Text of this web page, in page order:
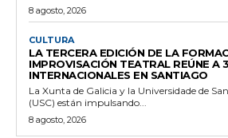
8 agosto, 2026
CULTURA
LA TERCERA EDICIÓN DE LA
IMPROVISACIÓN TEATRAL REÚNE A
INTERNACIONALES EN SANTIAGO
La Xunta de Galicia y la Universidade de
(USC) están impulsando...
8 agosto, 2026